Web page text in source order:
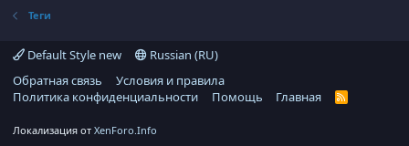
Теги
Default Style new
Russian (RU)
Обратная связь
Условия и правила
Политика конфиденциальности
Помощь Главная
R
Локализация от XenForo.Info